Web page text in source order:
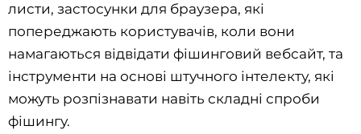
листи, застосунки для браузера, які
попереджають користувачів, коли вони
намагаються відвідати фішинговий вебсайт, та
інструменти на основі штучного інтелекту, які
можуть розпізнавати навіть складні спроби
фішингу.